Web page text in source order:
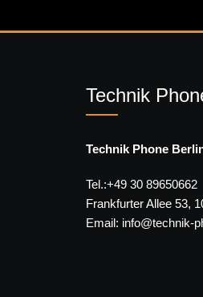
Technik
Technik Phone
Tel.:+49 30 89650662
Frankfurter Allee 53,
Email: info@technik-